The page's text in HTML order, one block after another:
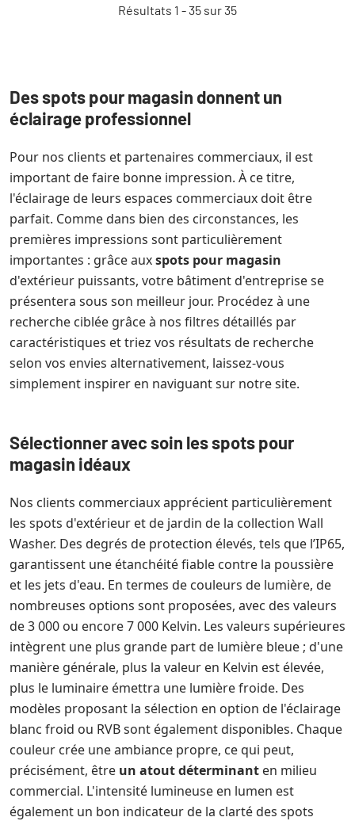
Résultats 1 - 35 sur 35
Des spots pour magasin donnent un
éclairage professionnel
Pour nos clients et partenaires commerciaux, il est
important de faire bonne impression. À ce titre,
l'éclairage de leurs espaces commerciaux doit être
parfait. Comme dans bien des circonstances, les
premières impressions sont particulièrement
importantes : grâce auxspots pour magasin
d'extérieur puissants, votre bâtiment d'entreprise se
présentera sous son meilleur jour. Procédez à une
recherche ciblée grâce à nos filtres détaillés par
caractéristiques et triez vos résultats de recherche
selon vos envies alternativement, laissez-vous
simplement inspirer en naviguant sur notre site.
Sélectionner avec soin les spots pour
magasin idéaux
Nos clients commerciaux apprécient particulièrement
les spots d'extérieur et de jardin de la collection Wall
Washer. Des degrés de protection élevés, tels que l’IP65,
garantissent une étanchéité fiable contre la poussière
et les jets d'eau. En termes de couleurs de lumière, de
nombreuses options sont proposées, avec des valeurs
de 3 000 ou encore 7 000 Kelvin. Les valeurs supérieures
intègrent une plus grande part de lumière bleue ; d'une
manière générale, plus la valeur en Kelvin est élevée,
plus le luminaire émettra une lumière froide. Des
modèles proposant la sélection en option de l'éclairage
blanc froid ou RVB sont également disponibles. Chaque
couleur crée une ambiance propre, ce qui peut,
précisément, être un atout déterminant en milieu
commercial. L'intensité lumineuse en lumen est
également un bon indicateur de la clarté des spots